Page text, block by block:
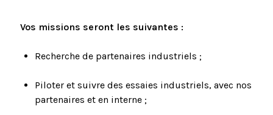
Vos missions seront les suivantes :
Recherche de partenaires industriels ;
Piloter et suivre des essaies industriels, avec nos
partenaires et en interne ;